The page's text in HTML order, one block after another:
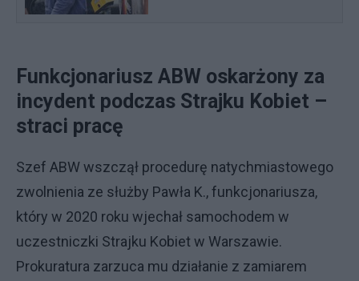
Funkcjonariusz ABW oskarżony za
incydent podczas Strajku Kobiet –
straci pracę
Szef ABW wszczął procedurę natychmiastowego
zwolnienia ze służby Pawła K., funkcjonariusza,
który w 2020 roku wjechał samochodem w
uczestniczki Strajku Kobiet w Warszawie.
Prokuratura zarzuca mu działanie z zamiarem